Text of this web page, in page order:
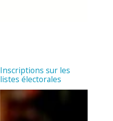
Inscriptions sur les
listes électorales